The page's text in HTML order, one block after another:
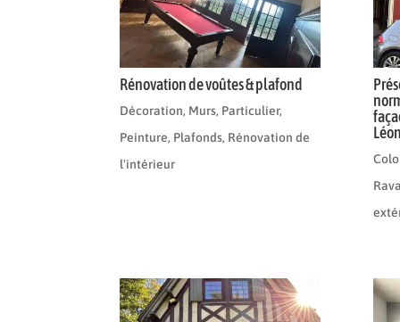
Rénovation de voûtes & plafond
Décoration, Murs, Particulier,
Peinture, Plafonds, Rénovation de
l'intérieur